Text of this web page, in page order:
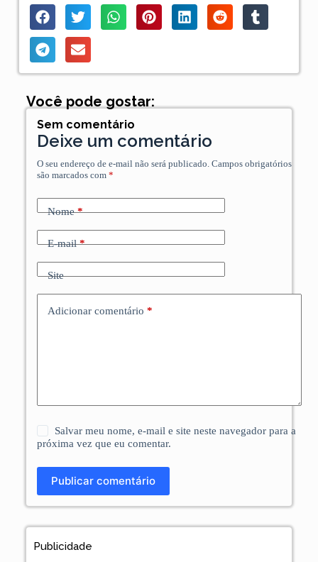
Você pode gostar:
Sem comentário
Deixe um comentário
O seu endereço de e-mail não será publicado. Campos obrigatórios
são marcados com *
Nome*
E-mail*
Site
Adicionar comentário *
Salvar meu nome, e-mail e site neste navegador para a
próxima vez que eu comentar.
Publicar comentário
Publicidade